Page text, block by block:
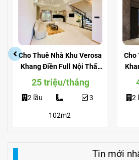
Cho Thuê Nhà Khu Verosa
Khang Điền Full Nội Thất
Giá Siêu Rẻ
25 triệu/tháng
2 lầu
102m2
3
Cho
2
Tin mới